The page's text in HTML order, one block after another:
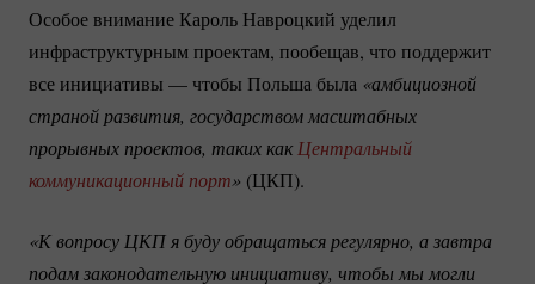
Особое внимание Кароль Навроцкий уделил
инфраструктурным проектам, пообещав, что поддержит
все инициативы — чтобы Польша была «амбициозной
страной развития, государством масштабных
прорывных проектов, таких как Центральный
коммуникационный порт» (ЦКП).
«К вопросу ЦКП я буду обращаться регулярно, а завтра
подам законодательную инициативу, чтобы мы могли